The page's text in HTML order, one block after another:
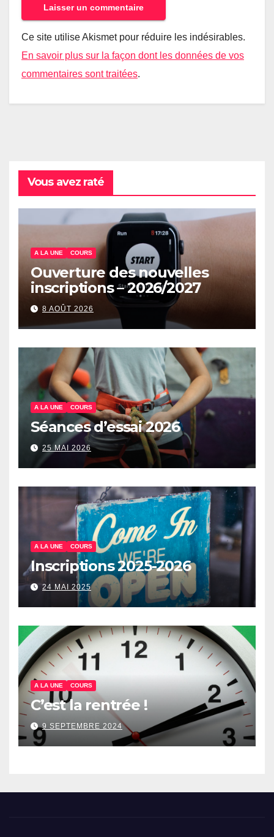
Ce site utilise Akismet pour réduire les indésirables.
En savoir plus sur la façon dont les données de vos
commentaires sont traitées.
Vous avez raté
A LA UNE COURS
Ouverture des nouvelles
inscriptions – 2026/2027
8 AOÛT 2026
A LA UNE COURS
Séances d’essai 2026
25 MAI 2026
A LA UNE COURS
Inscriptions 2025-2026
24 MAI 2025
A LA UNE COURS
C’est la rentrée !
9 SEPTEMBRE 2024